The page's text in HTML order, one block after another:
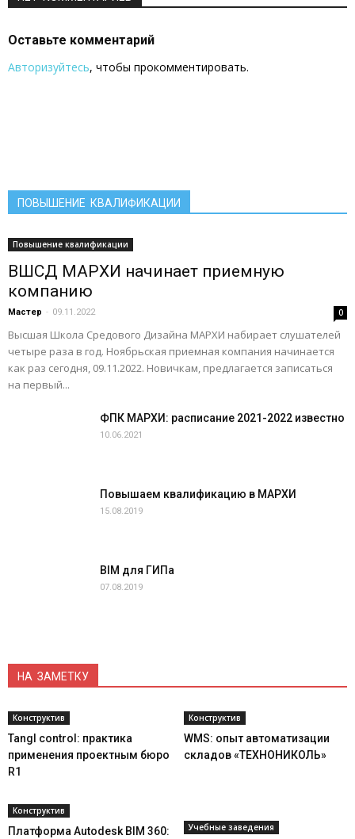
Оставьте комментарий
Авторизуйтесь, чтобы прокомментировать.
ПОВЫШЕНИЕ КВАЛИФИКАЦИИ
Повышение квалификации
ВШСД МАРХИ начинает приемную
компанию
Мастер - 09.11.2022 0
Высшая Школа Средового Дизайна МАРХИ набирает слушателей
четыре раза в год. Ноябрьская приемная компания начинается
как раз сегодня, 09.11.2022. Новичкам, предлагается записаться
на первый...
ФПК МАРХИ: расписание 2021-2022 известно
10.06.2021
Повышаем квалификацию в МАРХИ
15.08.2019
BIM для ГИПа
07.08.2019
НА ЗАМЕТКУ
Конструктив
Tangl control: практика
применения проектным бюро
R1
Конструктив
WMS: опыт автоматизации
складов «ТЕХНОНИКОЛЬ»
Конструктив
Платформа Autodesk BIM 360:
Учебные заведения